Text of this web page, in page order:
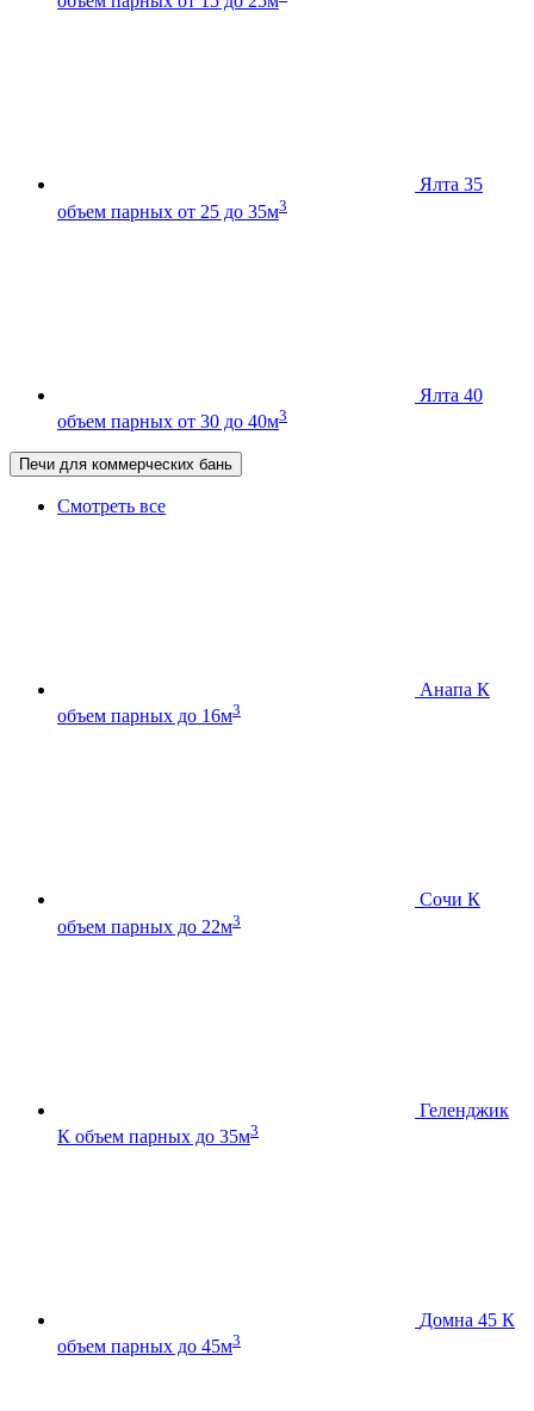
Ялта 35
объем парных от 25 до 35м3
Ялта 40
объем парных от 30 до 40м3
Печи для коммерческих бань
Смотреть все
Анапа К
объем парных до 16м3
Сочи К
объем парных до 22м3
Геленджик
К объем парных до 35м3
Домна 45 К
объем парных до 45м3